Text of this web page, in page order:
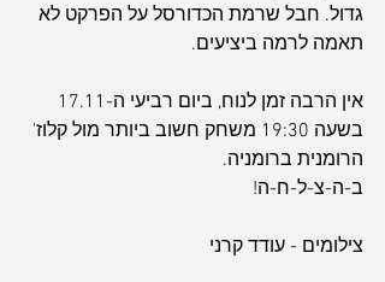
גדול. חבל שרמת הכדורסל על הפרקט לא
תאמה לרמה ביציעים.
בשעה 19:30 משחק חשוב ביותר מול קלוז'
הרומנית ברומניה.
ב-ה-צ-ל-ח-ה!
צילומים - עודד קרני